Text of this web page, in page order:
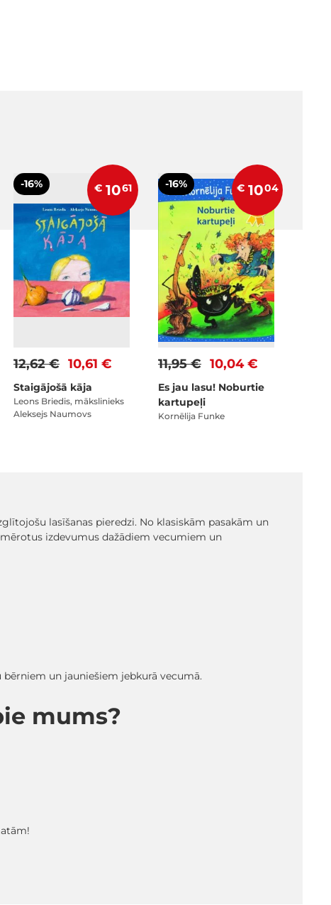
-16% € 1061
10,61 €
12,62 €
Staigājošā kāja
Leons Briedis, mākslinieks
Aleksejs Naumovs
-16% € 1004
10,04 €
11,95 €
Es jau lasu! Noburtie
kartupeļi
Kornēlija Funke
lasīšanas pieredzi. No klasiskām pasakām un
izdevumus dažādiem vecumiem un
un jauniešiem jebkurā vecumā.
mums?